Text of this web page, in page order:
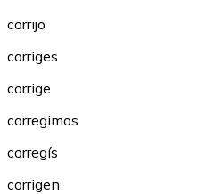
corrijo
corriges
corrige
corregimos
corregís
corrigen